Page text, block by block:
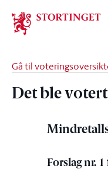
Stortinget.no
Gå til
Det ble
Forslag nr.